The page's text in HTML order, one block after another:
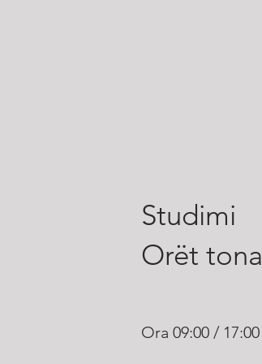
Studimi
Orët tona
Ora 09:00 / 17:00